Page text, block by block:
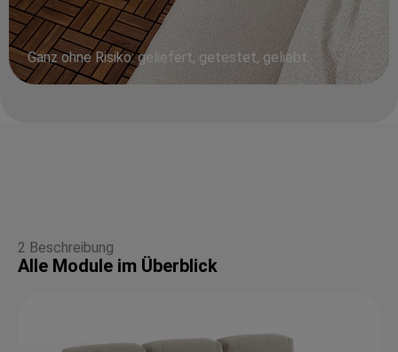
Ganz ohne Risiko: geliefert, getestet, geliebt.
2 Beschreibung
Alle Module im Überblick